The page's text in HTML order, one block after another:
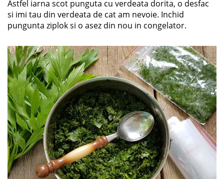
Astfel iarna scot punguta cu verdeata dorita, o desfac
si imi tau din verdeata de cat am nevoie. Inchid
pungunta ziplok si o asez din nou in congelator.